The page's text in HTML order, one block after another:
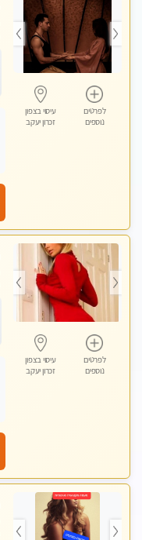
לפרטים
נוספים
עיסוי בצפון
זכרון יעקב
לפרטים
נוספים
עיסוי בצפון
זכרון יעקב